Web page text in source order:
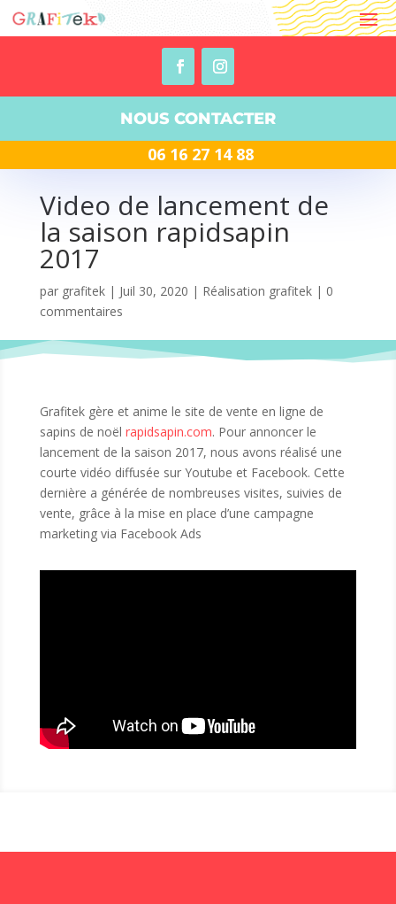
NOUS CONTACTER
06 16 27 14 88
Video de lancement de
la saison rapidsapin
2017
par grafitek| Juil 30, 2020 | Réalisation grafitek| 0
commentaires
Grafitek gère et anime le site de vente en ligne de
sapins de noël rapidsapin.com. Pour annoncer le
lancement de la saison 2017, nous avons réalisé une
courte vidéo diffusée sur Youtube et Facebook. Cette
dernière a générée de nombreuses visites, suivies de
vente, grâce à la mise en place d’une campagne
marketing via Facebook Ads